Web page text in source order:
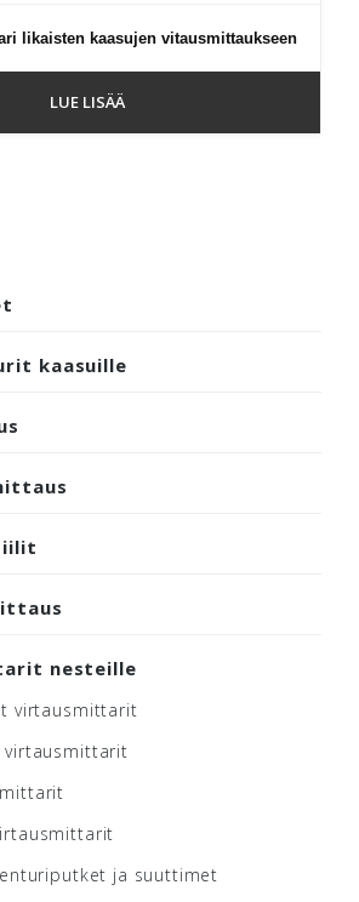
likaisten kaasujen vitausmittaukseen
LUE LISÄÄ
kaasuille
nesteille
virtausmittarit
virtausmittarit
ja suuttimet